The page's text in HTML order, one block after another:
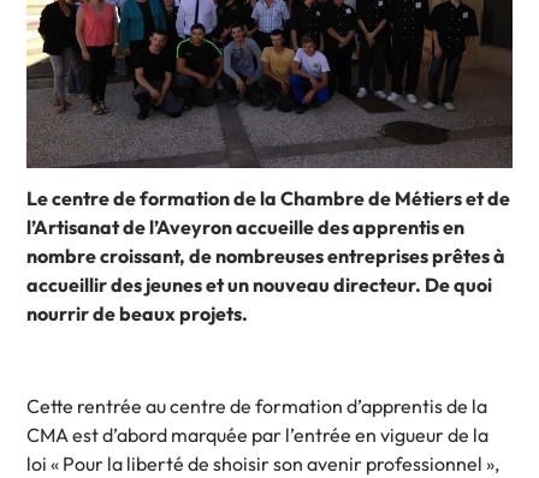
Le centre de formation de la Chambre de Métiers et de
l’Artisanat de l’Aveyron accueille des apprentis en
nombre croissant, de nombreuses entreprises prêtes à
accueillir des jeunes et un nouveau directeur. De quoi
nourrir de beaux projets.
Cette rentrée au centre de formation d’apprentis de la
CMA est d’abord marquée par l’entrée en vigueur de la
loi « Pour la liberté de shoisir son avenir professionnel »,